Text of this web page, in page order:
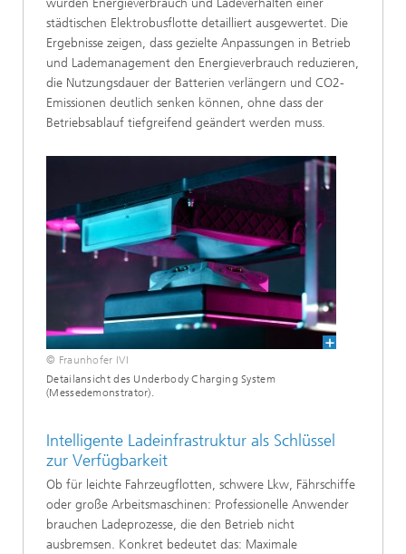
wurden Energieverbrauch und Ladeverhalten einer
städtischen Elektrobusflotte detailliert ausgewertet. Die
Ergebnisse zeigen, dass gezielte Anpassungen in Betrieb
und Lademanagement den Energieverbrauch reduzieren,
die Nutzungsdauer der Batterien verlängern und CO2-
Emissionen deutlich senken können, ohne dass der
Betriebsablauf tiefgreifend geändert werden muss.
© Fraunhofer IVI
Detailansicht des Underbody Charging System
(Messedemonstrator).
Intelligente Ladeinfrastruktur als Schlüssel
zur Verfügbarkeit
Ob für leichte Fahrzeugflotten, schwere Lkw, Fährschiffe
oder große Arbeitsmaschinen: Professionelle Anwender
brauchen Ladeprozesse, die den Betrieb nicht
ausbremsen. Konkret bedeutet das: Maximale